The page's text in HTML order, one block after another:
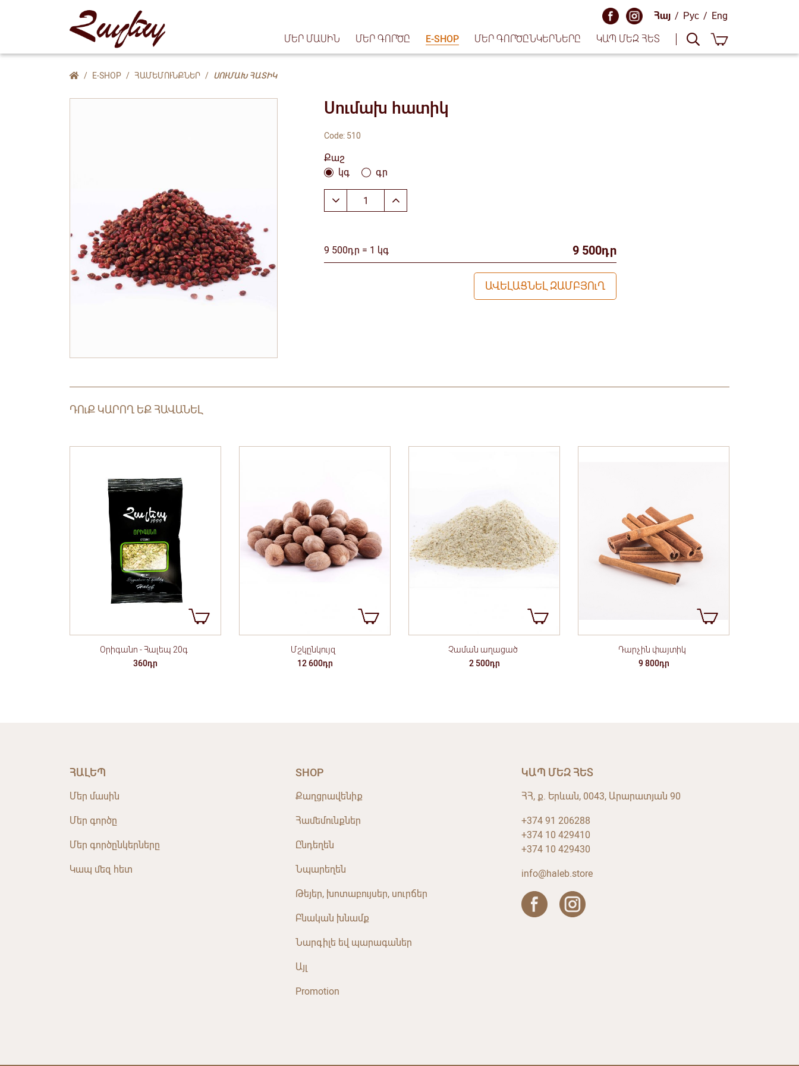
Հայ / Рус / Eng
ՄԵՐ ՄԱՍԻՆ ՄԵՐ ԳՈՐԾԸ E-SHOP ՄԵՐ ԳՈՐԾԸՆԿԵՐՆԵՐԸ ԿԱՊ ՄԵԶ ՀԵՏ
E-SHOP ՀԱՄԵՄՈՒՆՔՆԵՐ ՍՈՒՄԱԽ ՀԱՏԻԿ
Սումախ հատիկ
Code: 510
Քաշ
կգ
գր
9 500դր = 1 կգ 9 500դր
ԱՎԵԼԱՑՆԵԼ ԶԱՄԲՅՈւՂ
ԴՈւՔ ԿԱՐՈՂ ԵՔ ՀԱՎԱՆԵԼ
Օրիգանո - Հալեպ 20գ
360դր
Մշկընկույզ
12 600դր
Չաման աղացած
2 500դր
Դարչին փայտիկ
9 800դր
ՀԱԼԵՊ
Մեր մասին
Մեր գործը
Մեր գործընկերները
Կապ մեզ հետ
SHOP
Քաղցրավենիք
Համեմունքներ
Ընդեղեն
Նպարեղեն
Թեյեր, խոտաբույսեր, սուրճեր
Բնական խնամք
Նարգիլե եվ պարագաներ
Այլ
Promotion
ԿԱՊ ՄԵԶ ՀԵՏ
ՀՀ, ք. Երևան, 0043, Արարատյան 90
+374 91 206288
+374 10 429410
+374 10 429430
info@haleb.store